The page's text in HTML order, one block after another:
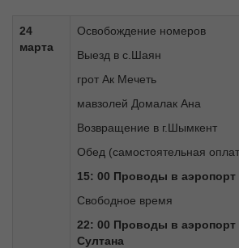
24
марта
Освобождение номеров
Выезд в с.Шаян
грот Ак Мечеть
мавзолей Домалак Ана
Возвращение в г.Шымкент
Обед (самостоятельная
15: 00 Проводы в аэропорт
Свободное время
22: 00 Проводы в аэропорт
Султана